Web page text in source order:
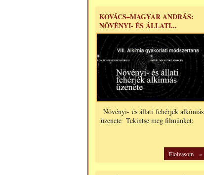
KOVÁCS–MAGYAR ANDRÁS:
NÖVÉNYI- ÉS ÁLLATI...
Növényi- és állati fehérjék alkímiás
üzenete Tekintse meg filmünket:
Elolvasom »